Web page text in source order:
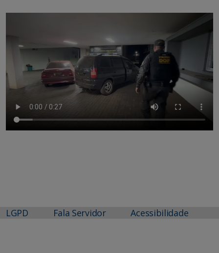
LGPD Fala Servidor Acessibilidade